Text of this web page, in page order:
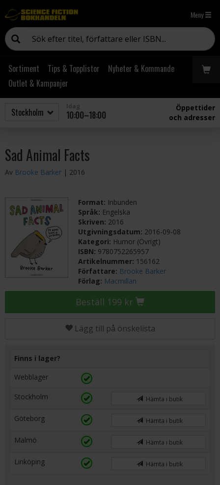
Meny
Sortiment Tips & Topplistor
Nyheter & Kommande
Outlet & Kampanjer
10:00–18:00
Öppettider
och adresser
Sad Animal Facts
Av Brooke Barker | 2016
Format: Inbunden
Språk: Engelska
Skriven: 2016
Utgivningsdatum: 2016-09-08
Kategori: Humor (Övrigt)
ISBN: 9780752265957
Artikelnummer: 156162
Författare: Brooke Barker
Förlag: Macmillan
Beställ 199 kr
Lägg till på önskelista
Finns i lager?
Webblager
Stockholm Hämta i butik
Göteborg Hämta i butik
Malmö Hämta i butik
Linköping Hämta i butik